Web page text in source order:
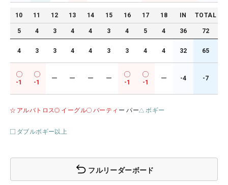
10 11 12 13 14 15 16 17 18 IN TOTAL
5 4 3 4 4 3 4 5 4 36 72
4 3 3 4 4 3 3 4 4 32 65
-1 -1
ー ー ー ー
-1 -1
ー -4 -7
アルバトロス イーグル バーティ ー パー ボギー
ダブルボギー以上
フルリーダーボード